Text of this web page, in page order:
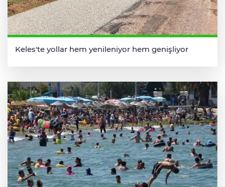
Keles'te yollar hem yenileniyor hem genişliyor